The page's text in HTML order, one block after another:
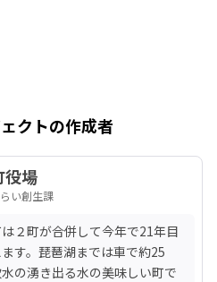
クトの作成者
役場
い創生課
２町が合併して今年で21年目
す。琵琶湖までは車で約25
の湧き出る水の美味しい町で